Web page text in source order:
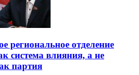
региональное отделение
система влияния, а не
партия